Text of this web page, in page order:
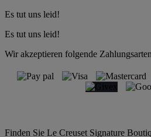
Es tut uns leid!
Es tut uns leid!
Wir akzeptieren folgende Zahlungsarten
Finden Sie Le Creuset Signature